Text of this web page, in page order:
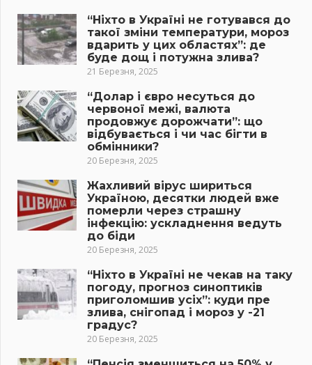
“Ніхто в Україні не готувався до
такої зміни температури, мороз
вдарить у цих областях”: де
буде дощ і потужна злива?
21 Березня, 2025
“Долар і євро несуться до
червоної межі, валюта
продовжує дорожчати”: що
відбувається і чи час бігти в
обмінники?
20 Березня, 2025
Жахливий вірус шириться
Україною, десятки людей вже
померли через страшну
інфекцію: ускладнення ведуть
до біди
20 Березня, 2025
“Ніхто в Україні не чекав на таку
погоду, прогноз синоптиків
приголомшив усіх”: куди пре
злива, снігопад і мороз у -21
градус?
20 Березня, 2025